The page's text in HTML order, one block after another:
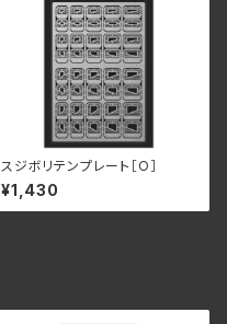
スジボリテンプレート［O］
¥1,430